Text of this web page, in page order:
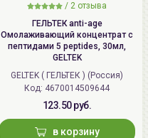
/ 2 отзыва
ГЕЛЬТЕК anti-age
Омолаживающий концентрат с
пептидами 5 peptides, 30мл,
GELTEK
GELTEK ( ГЕЛЬТЕК ) (Россия)
Код: 4670014509644
123.50 руб.
в корзину